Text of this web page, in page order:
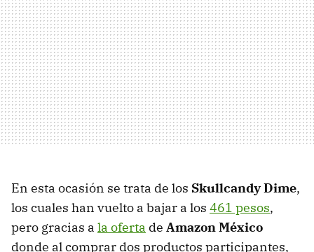
En esta ocasión se trata de los Skullcandy Dime,
los cuales han vuelto a bajar a los 461 pesos,
pero gracias a la oferta de Amazon México
donde al comprar dos productos participantes,